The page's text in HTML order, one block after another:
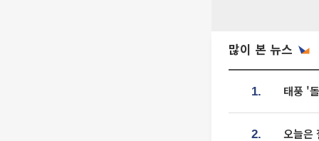
많이 본 뉴스
1. 태풍 '
2. 오늘은